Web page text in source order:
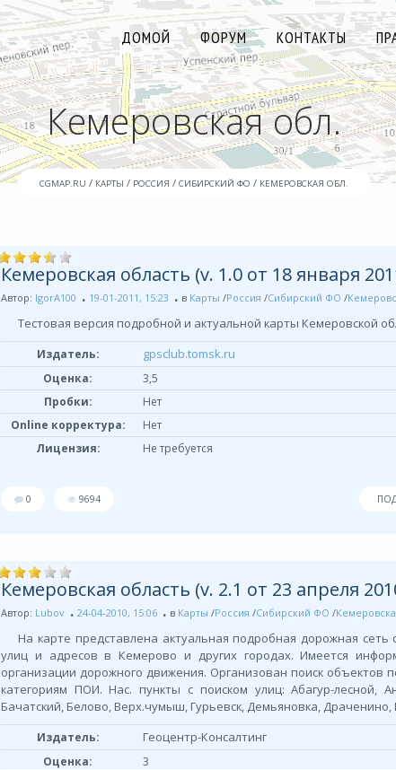
ДОМОЙ ФОРУМ КОНТАКТЫ
Кемеровская обл.
CGMAP.RU / КАРТЫ / РОССИЯ / СИБИРСКИЙ ФО / КЕМЕРОВСКАЯ ОБЛ.
Кемеровская область (v. 1.0 от 18 января
Автор: IgorA100 19-01-2011, 15:23 в Карты /Россия /Сибирский ФО /
Тестовая версия подробной и актуальной карты Кемеровской
Издатель: gpsclub.tomsk.ru
Оценка:
3,5
Пробки:
Нет
Online корректура:
Нет
Лицензия:
Не требуется
0 9694
Кемеровская область (v. 2.1 от 23 апреля
Автор: Lubov 24-04-2010, 15:06 в Карты /Россия /Сибирский ФО /
На карте представлена актуальная подробная дорожная сеть
улиц и адресов в Кемерово и других городах. Имеется
организации дорожного движения. Организован поиск объектов
категориям ПОИ. Нас. пункты с поиском улиц: Абагур-лесной,
Бачатский, Белово, Верх.чумыш, Гурьевск, Демьяновка, Драченино,
Издатель: Геоцентр-Консалтинг
Оценка:
3